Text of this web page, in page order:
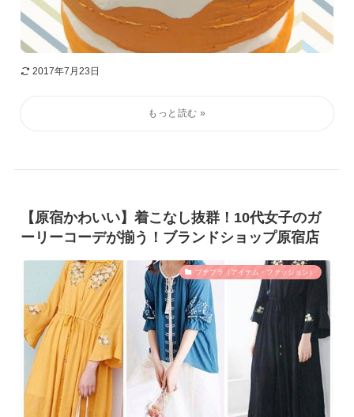
2017年7月23日
【原宿かわいい】着こなし抜群！10代女子のガ
ーリーコーデが揃う！ブランドショップ原宿店
プチプラ（アイテム・ファッション）